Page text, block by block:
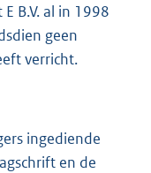
B.V. al in 1998
geen
verricht.
ingediende
en de